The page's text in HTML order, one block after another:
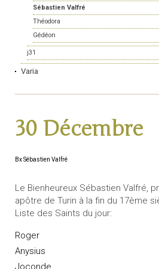
Sébastien Valfré
Théodora
Gédéon
j31
Varia
30 Décembre
Bx Sébastien Valfré
Le Bienheureux Sébastien Valfré,
apôtre de Turin à la fin du 17ème
Liste des Saints du jour:
Roger
Anysius
Joconde